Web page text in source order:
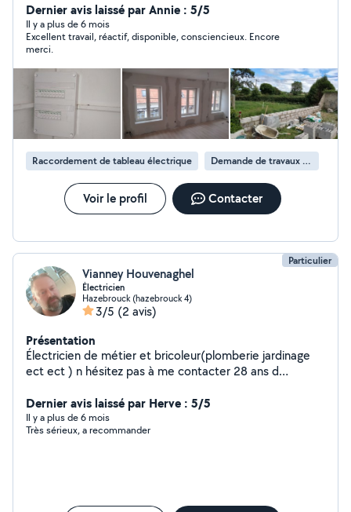
Dernier avis laissé par Annie : 5/5
Il y a plus de 6 mois
Excellent travail, réactif, disponible, consciencieux. Encore
merci.
Raccordement de tableau électrique Demande de travaux d’électricité
Voir le profil Contacter
Particulier
Vianney Houvenaghel
Électricien
Hazebrouck (hazebrouck 4)
3/5 (2 avis)
Présentation
Électricien de métier et bricoleur(plomberie jardinage
ect ect ) n hésitez pas à me contacter 28 ans d
Dernier avis laissé par Herve : 5/5
Il y a plus de 6 mois
Très sérieux, a recommander